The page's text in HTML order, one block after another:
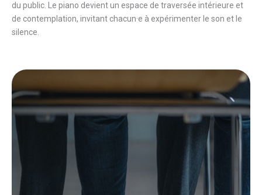
du public. Le piano devient un espace de traversée intérieure et
de contemplation, invitant chacun·e à expérimenter le son et le
silence.